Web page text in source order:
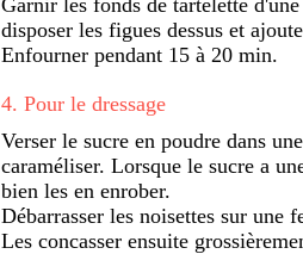
disposer les figues dessus et
Enfourner pendant 15 à 20 min.
4. Pour le dressage
Verser le sucre en poudre dans
caraméliser. Lorsque le sucre a
bien les en enrober.
Débarrasser les noisettes sur
Les concasser ensuite